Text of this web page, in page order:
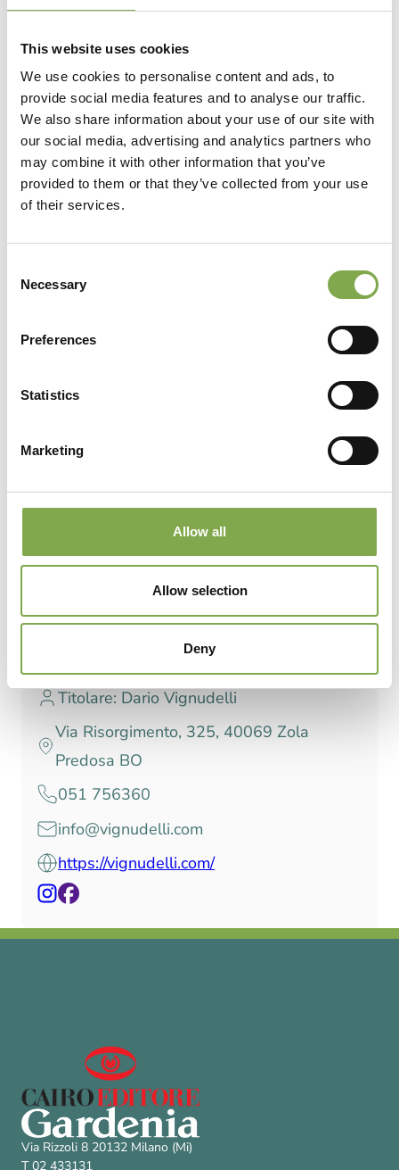
This website uses cookies
We use cookies to personalise content and ads, to
provide social media features and to analyse our traffic.
We also share information about your use of our site with
our social media, advertising and analytics partners who
may combine it with other information that you’ve
provided to them or that they’ve collected from your use
of their services.
Selection
Necessary
Preferences
Statistics
Marketing
Allow all
Allow selection
Deny
Cyclamen persicum
Apertura al pubblico
Dal lunedì alla domenica, dalle 8 alle 13 e dalle
14 alle 19.
Disponibile online sul sito web.
Vendita per corrispondenza
Titolare: Dario Vignudelli
Via Risorgimento, 325, 40069 Zola
Predosa BO
051 756360
info@vignudelli.com
https://vignudelli.com/
Via Rizzoli 8 20132 Milano (Mi)
T 02 433131